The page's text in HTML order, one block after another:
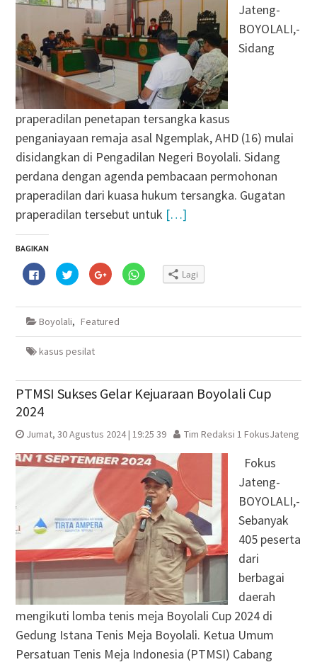
Jateng-
BOYOLALI,-
Sidang
praperadilan penetapan tersangka kasus
penganiayaan remaja asal Ngemplak, AHD (16) mulai
disidangkan di Pengadilan Negeri Boyolali. Sidang
perdana dengan agenda pembacaan permohonan
praperadilan dari kuasa hukum tersangka. Gugatan
praperadilan tersebut untuk […]
BAGIKAN
Klik
untuk
membagikan
Facebook(Membuka
jendela
baru)
Klik
untuk
berbagi
Twitter(Membuka
jendela
baru)
Klik
untuk
berbagi
Google+
di
yang
Klik
untuk
WhatsApp(Membuka
baru)
Lagi
Boyolali, Featured
kasus pesilat
PTMSI Sukses Gelar Kejuaraan Boyolali Cup
2024
Jumat, 30 Agustus 2024 | 19:25 39 Tim Redaksi 1 FokusJateng
Fokus
Jateng-
BOYOLALI,-
Sebanyak
405 peserta
dari
berbagai
daerah
mengikuti lomba tenis meja Boyolali Cup 2024 di
Gedung Istana Tenis Meja Boyolali. Ketua Umum
Persatuan Tenis Meja Indonesia (PTMSI) Cabang